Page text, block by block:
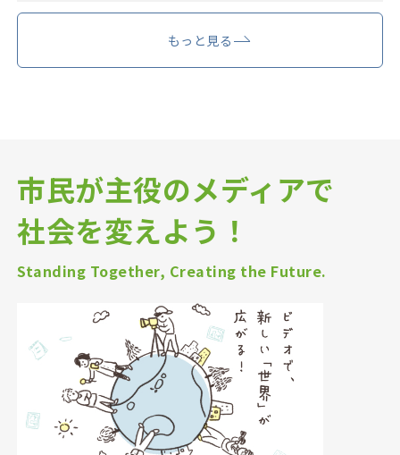
もっと見る
市民が主役のメディアで
社会を変えよう！
Standing Together, Creating the Future.